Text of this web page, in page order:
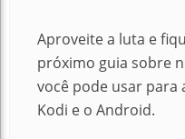
Aproveite a luta e
próximo guia sobre
você pode usar
Kodi e o Android.